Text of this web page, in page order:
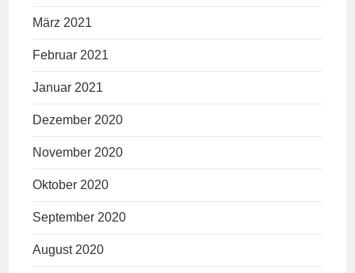
März 2021
Februar 2021
Januar 2021
Dezember 2020
November 2020
Oktober 2020
September 2020
August 2020